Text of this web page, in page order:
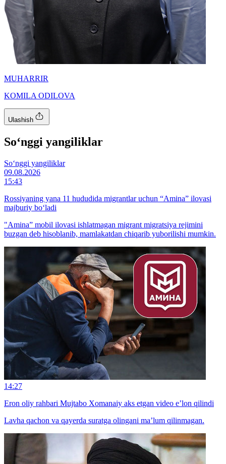
MUHARRIR
KOMILA ODILOVA
Ulashish
So‘nggi yangiliklar
So‘nggi yangiliklar
09.08.2026
15:43
Rossiyaning yana 11 hududida migrantlar uchun “Amina” ilovasi
majburiy bo‘ladi
"Amina” mobil ilovasi ishlatmagan migrant migratsiya rejimini
buzgan deb hisoblanib, mamlakatdan chiqarib yuborilishi mumkin.
14:27
Eron oliy rahbari Mujtabo Xomanaiy aks etgan video e’lon qilindi
Lavha qachon va qayerda suratga olingani ma’lum qilinmagan.